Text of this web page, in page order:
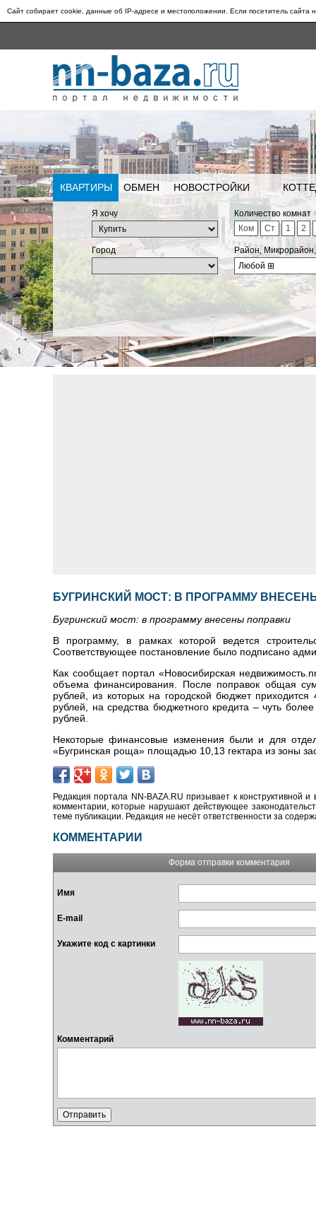
Сайт собирает cookie, данные об IP-адресе и местоположении. Если посетитель сайта
КВАРТИРЫ ОБМЕН НОВОСТРОЙКИ
Я хочу
Количество комнат
Ком
Ст 1 2
Город
Район,
Любой ⊞
БУГРИНСКИЙ МОСТ: В ПРОГРАММУ
Бугринский мост: в программу внесены поправки
В программу, в рамках которой ведется
Соответствующее постановление было подписано
Как сообщает портал «Новосибирская
объема финансирования. После поправок общая
рублей, из которых на городской бюджет
рублей, на средства бюджетного кредита – чуть
рублей.
Некоторые финансовые изменения были и для
«Бугринская роща» площадью 10,13 гектара из зоны
Редакция портала NN-BAZA.RU призывает к конструктивной
комментарии, которые нарушают действующее
теме публикации. Редакция не несёт ответственности за
КОММЕНТАРИИ
Форма отправки комментария
Имя
E-mail
Укажите код с картинки
Комментарий